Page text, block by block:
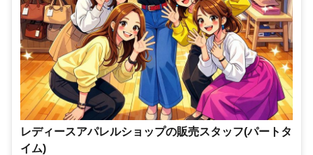
レディースアパレルショップの販売スタッフ(パートタ
イム)